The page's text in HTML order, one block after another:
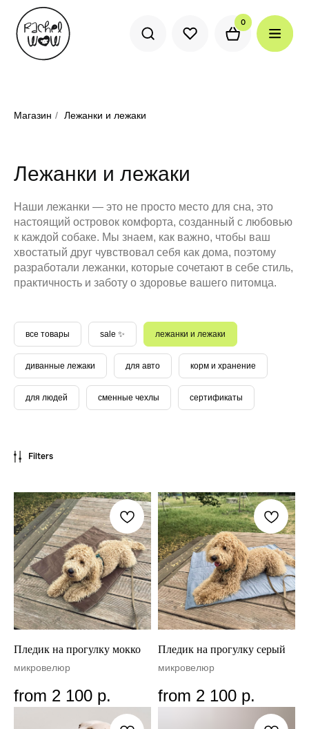
Магазин / Лежанки и лежаки
Лежанки и лежаки
Наши лежанки — это не просто место для сна, это
настоящий островок комфорта, созданный с любовью
к каждой собаке. Мы знаем, как важно, чтобы ваш
хвостатый друг чувствовал себя как дома, поэтому
разработали лежанки, которые сочетают в себе стиль,
практичность и заботу о здоровье вашего питомца.
все товары sale ✨ лежанки и лежаки
диванные лежаки для авто корм и хранение
для людей сменные чехлы сертификаты
Filters
Пледик на прогулку мокко
микровелюр
from 2 100 р.
Пледик на прогулку серый
микровелюр
from 2 100 р.